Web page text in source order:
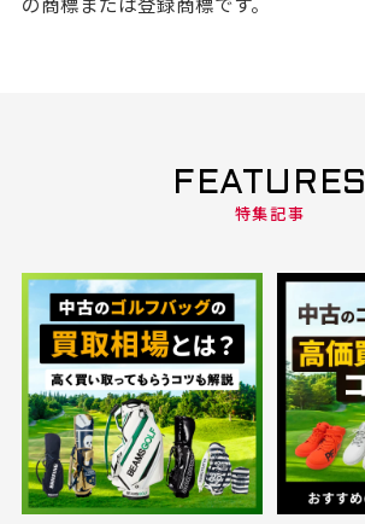
FEATURES
特集記事